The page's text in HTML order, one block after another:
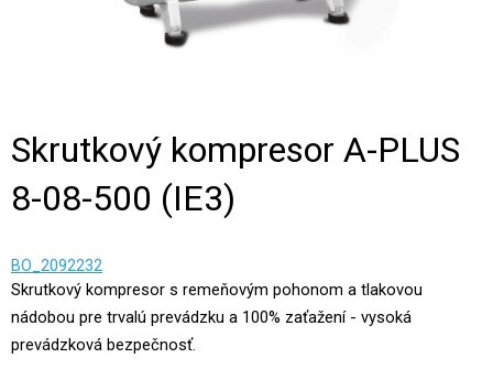
Skrutkový kompresor A-PLUS
8-08-500 (IE3)
BO_2092232
Skrutkový kompresor s remeňovým pohonom a tlakovou
nádobou pre trvalú prevádzku a 100% zaťažení - vysoká
prevádzková bezpečnosť.